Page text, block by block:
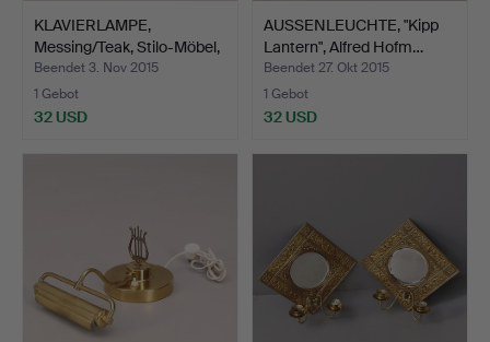
KLAVIERLAMPE,
Messing/Teak, Stilo-Möbel,
S…
Beendet 3. Nov 2015
1 Gebot
32 USD
AUSSENLEUCHTE, "Kipp
Lantern", Alfred Hofm…
Beendet 27. Okt 2015
1 Gebot
32 USD